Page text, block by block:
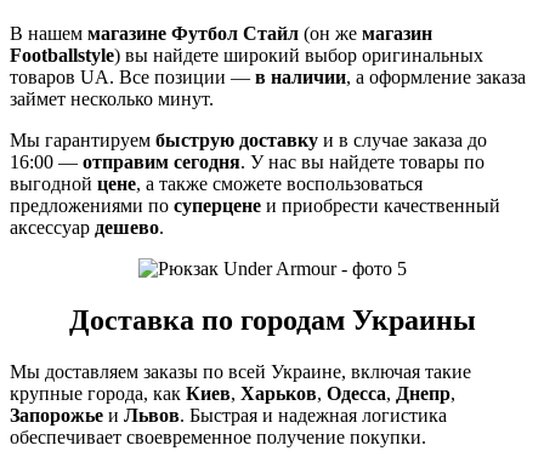
В нашем магазине Футбол Стайл (он же магазин
Footballstyle) вы найдете широкий выбор оригинальных
товаров UA. Все позиции — в наличии, а оформление заказа
займет несколько минут.
Мы гарантируем быструю доставку и в случае заказа до
16:00 — отправим сегодня. У нас вы найдете товары по
выгодной цене, а также сможете воспользоваться
предложениями по суперцене и приобрести качественный
аксессуар дешево.
Доставка по городам Украины
Мы доставляем заказы по всей Украине, включая такие
крупные города, как Киев, Харьков, Одесса, Днепр,
Запорожье и Львов. Быстрая и надежная логистика
обеспечивает своевременное получение покупки.